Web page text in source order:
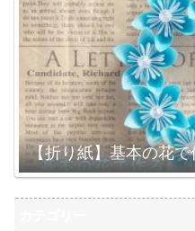
【折り紙】基本の花